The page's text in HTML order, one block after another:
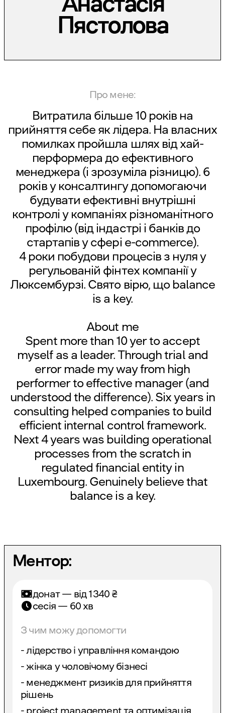
Пястолова
Про мене:
Витратила більше 10 років на
прийняття себе як лідера. На власних
помилках пройшла шлях від хай-
перформера до ефективного
менеджера (і зрозуміла різницю). 6
років у консалтингу допомогаючи
будувати ефективні внутрішні
контролі у компаніях різноманітного
профілю (від індастрі і банків до
стартапів у сфері e-commerce).
4 роки побудови процесів з нуля у
регульованій фінтех компанії у
Люксембурзі. Свято вірю, що balance
is a key.
About me
Spent more than 10 yer to accept
myself as a leader. Through trial and
error made my way from high
performer to effective manager (and
understood the difference). Six years in
consulting helped companies to build
efficient internal control framework.
Next 4 years was building operational
processes from the scratch in
regulated financial entity in
Luxembourg. Genuinely believe that
balance is a key.
Ментор:
донат — від 1340 ₴
сесія — 60 хв
З чим можу допомогти
- лідерство і управління командою
- жінка у чоловічому бізнесі
- менеджмент ризиків для прийняття
рішень
- project management та оптимізація